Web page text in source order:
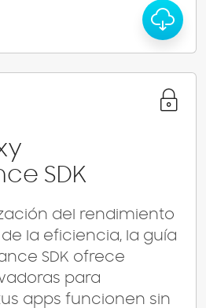
SDK
del rendimiento
la eficiencia, la guía
SDK ofrece
para
apps funcionen sin